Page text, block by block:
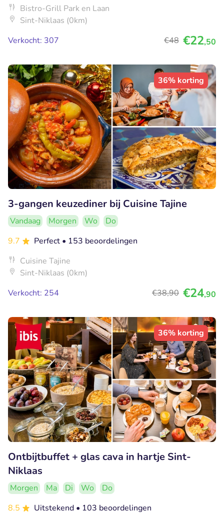
Bistro-Grill Park en Laan
Sint-Niklaas (0km)
Verkocht: 307
€48 €22,50
36% korting
3-gangen keuzediner bij Cuisine Tajine
Vandaag Morgen Wo
Do
9.7
Perfect • 153 beoordelingen
Cuisine Tajine
Sint-Niklaas (0km)
Verkocht: 254
€38,90 €24,90
36% korting
Ontbijtbuffet + glas cava in hartje Sint-
Niklaas
Morgen Ma Di Wo
Do
8.5
Uitstekend • 103 beoordelingen